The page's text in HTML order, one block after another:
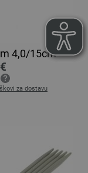
4,0/15cm
za dostavu